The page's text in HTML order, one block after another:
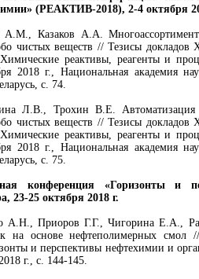
(РЕАКТИВ-2018), 2-4 октября
Казаков А.А.
чистых веществ // Тезисы
реактивы, реагенты и
2018 г., Национальная академия
с. 74.
Л.В., Трохин В.Е. Автоматизация
чистых веществ // Тезисы
реактивы, реагенты и
2018 г., Национальная академия
с. 75.
конференция «Горизонты и
23-25 октября 2018 г.
А.Н., Приоров Г.Г., Чигорина Е.А.,
на основе нефтеполимерных смол
и перспективы нефтехимии и
г., с. 144-145.